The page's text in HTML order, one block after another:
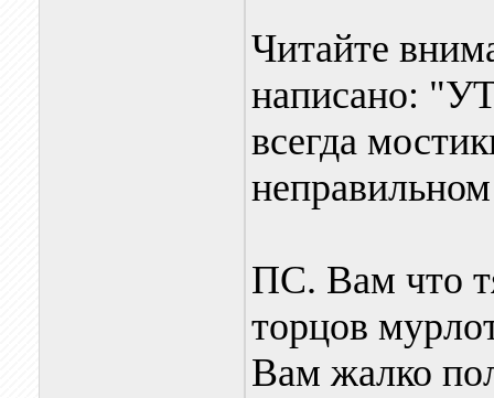
Читайте
написано:
всегда
ПС. Вам что
торцов
Вам жалко